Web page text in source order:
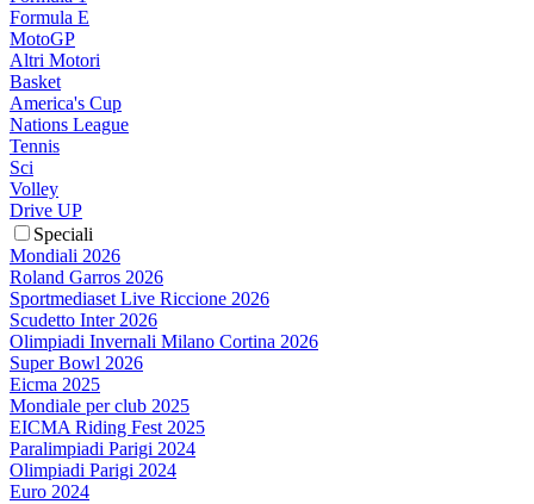
Formula E
MotoGP
Altri Motori
Basket
America's Cup
Nations League
Tennis
Sci
Volley
Drive UP
Speciali
Mondiali 2026
Roland Garros 2026
Sportmediaset Live Riccione 2026
Scudetto Inter 2026
Olimpiadi Invernali Milano Cortina 2026
Super Bowl 2026
Eicma 2025
Mondiale per club 2025
EICMA Riding Fest 2025
Paralimpiadi Parigi 2024
Olimpiadi Parigi 2024
Euro 2024